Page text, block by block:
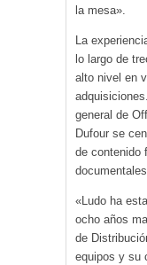
la mesa».
La
lo largo de
alto nivel en
general de
Dufour se
de contenido
«Ludo ha
ocho años
de
equipos y su